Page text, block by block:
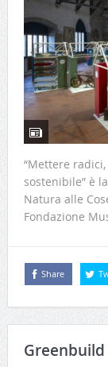
“Mettere
sostenibile” è
Natura alle
Fondazione
Share